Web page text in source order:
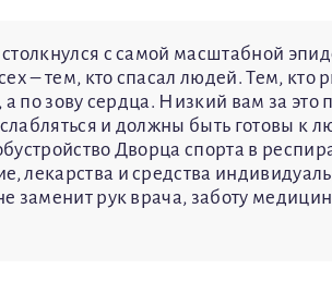
с самой масштабной
– тем, кто спасал людей. Тем,
а по зову сердца. Низкий вам за
и должны быть готовы к
Дворца спорта в
лекарства и средства
заменит рук врача, заботу